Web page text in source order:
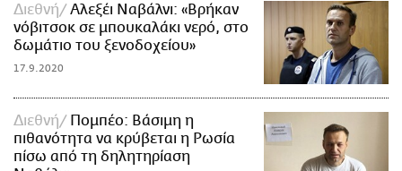
Διεθνή
Αλεξέι Ναβάλνι: «Βρήκαν
νόβιτσοκ σε μπουκαλάκι νερό, στο
δωμάτιο του ξενοδοχείου»
17.9.2020
Διεθνή
Πομπέο: Βάσιμη η
πιθανότητα να κρύβεται η Ρωσία
πίσω από τη δηλητηρίαση